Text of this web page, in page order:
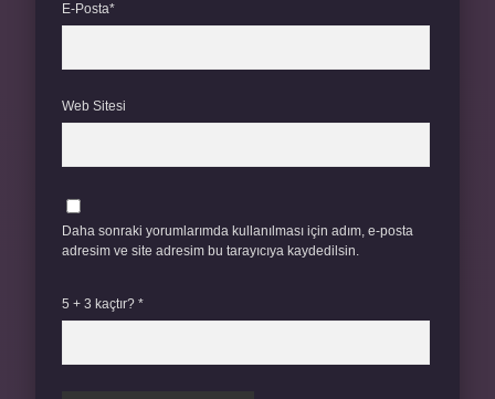
E-Posta*
Web Sitesi
Daha sonraki yorumlarımda kullanılması için adım, e-posta
adresim ve site adresim bu tarayıcıya kaydedilsin.
5 + 3 kaçtır? *